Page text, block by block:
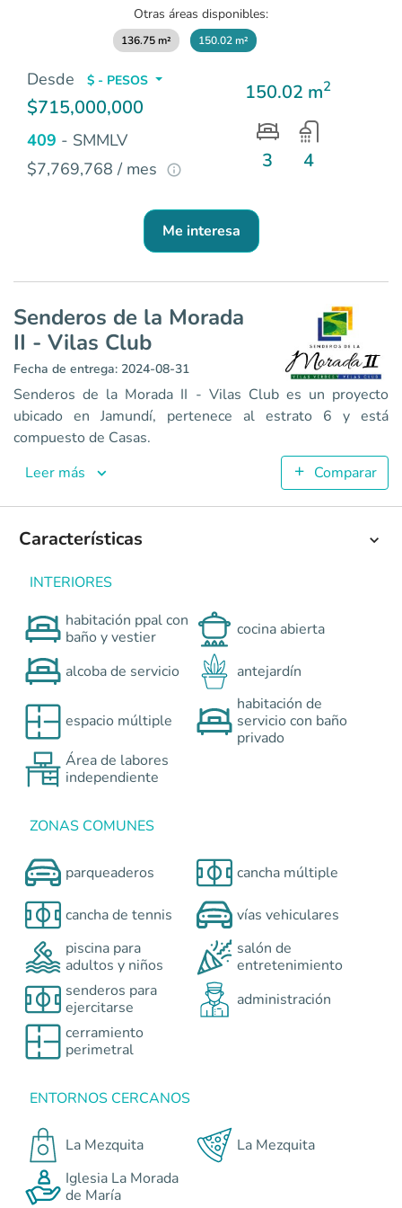
Senderos de la Morada II - Vilas Club
Casas en Jamundí <p>La parcelación campestre de
150.02
Colombia Jamundí
Parcelación la
Otras áreas disponibles:
136.75 m² 150.02 m²
Desde $ - PESOS
$715,000,000
409 - SMMLV
$7,769,768 / mes
150.02 m2
3 4
Me interesa
Senderos de la Morada
II - Vilas Club
Fecha de entrega: 2024-08-31
Senderos de la Morada II - Vilas Club es un proyecto
ubicado en Jamundí, pertenece al estrato 6 y está
compuesto de Casas.
Leer más
Comparar
Características
INTERIORES
habitación ppal con
baño y vestier
cocina abierta
alcoba de servicio antejardín
espacio múltiple
habitación de
servicio con baño
privado
Área de labores
independiente
ZONAS COMUNES
parqueaderos cancha múltiple
cancha de tennis
vías vehiculares
piscina para
adultos y niños
salón de
entretenimiento
senderos para
ejercitarse
administración
cerramiento
perimetral
ENTORNOS CERCANOS
La Mezquita
La Mezquita
Iglesia La Morada
de María